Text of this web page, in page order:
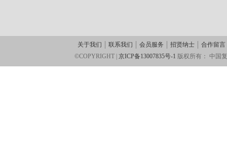
关于我们 联系我们 会员服务 招贤纳士
合作留言
©COPYRIGHT | 京ICP备13007835号-1 版权所有： 中国